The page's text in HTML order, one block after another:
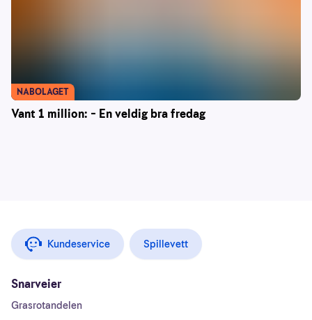
Vant 1 million: – En veldig bra fredag
NABOLAGET
Kundeservice Spillevett
Snarveier
Grasrotandelen